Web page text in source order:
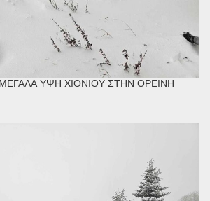
ΜΕΓΆΛΑ ΎΨΗ ΧΙΟΝΙΟΎ ΣΤΗΝ ΟΡΕΙΝΉ